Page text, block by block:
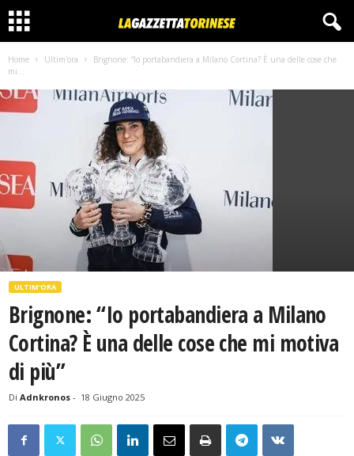
Home Ultim'ora
Brignone: “Io portabandiera a Milano Cortina? È una delle cose che
mi...
ULTIM'ORA
Brignone: “Io portabandiera a Milano
Cortina? È una delle cose che mi motiva
di più”
Di Adnkronos - 18 Giugno 2025